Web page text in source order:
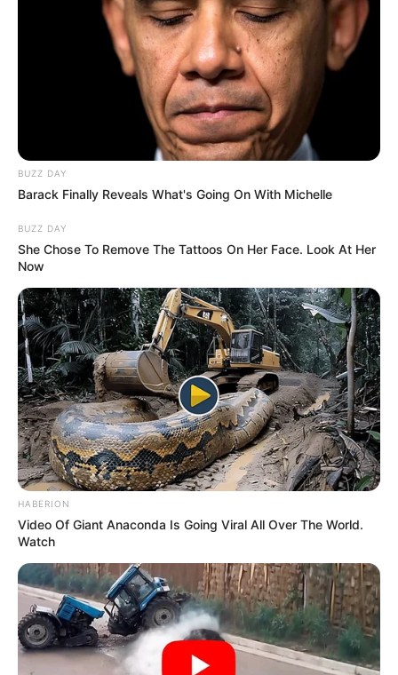
BUZZ DAY
Barack Finally Reveals What's Going On With Michelle
BUZZ DAY
She Chose To Remove The Tattoos On Her Face. Look At Her
Now
HABERION
Video Of Giant Anaconda Is Going Viral All Over The World.
Watch